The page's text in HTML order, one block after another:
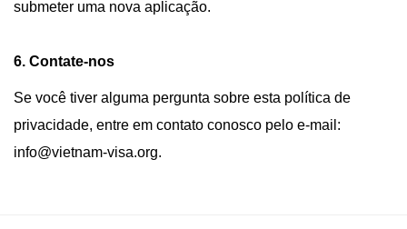
submeter uma nova aplicação.
6. Contate-nos
Se você tiver alguma pergunta sobre esta política de
privacidade, entre em contato conosco pelo e-mail:
info@vietnam-visa.org.